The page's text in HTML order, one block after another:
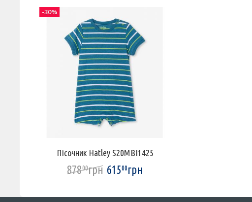
Пісочник Hatley S20MBI1425
87800грн 61500грн
-30%